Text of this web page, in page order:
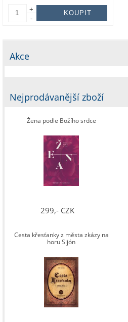
+
-
Akce
Nejprodávanější zboží
Žena podle Božího srdce
299,- CZK
Cesta křesťanky z města zkázy na
horu Sijón